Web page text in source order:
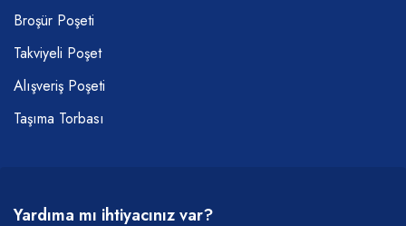
Broşür Poşeti
Takviyeli Poşet
Alışveriş Poşeti
Taşıma Torbası
Yardıma mı ihtiyacınız var?